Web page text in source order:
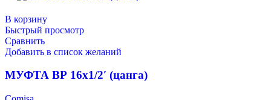
В корзину
Быстрый просмотр
Сравнить
Добавить в список желаний
МУФТА ВР 16х1/2′ (цанга)